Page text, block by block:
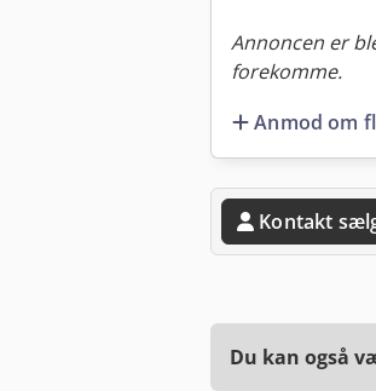
Annoncen er
forekomme.
Anmod om
Kontakt
Du kan også